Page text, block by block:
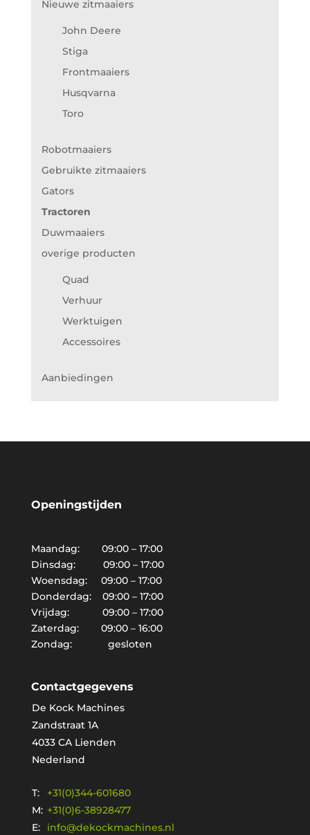
Nieuwe zitmaaiers
John Deere
Stiga
Frontmaaiers
Husqvarna
Toro
Robotmaaiers
Gebruikte zitmaaiers
Gators
Tractoren
Duwmaaiers
overige producten
Quad
Verhuur
Werktuigen
Accessoires
Aanbiedingen
Openingstijden
Maandag: 09:00 – 17:00
Dinsdag: 09:00 – 17:00
Woensdag: 09:00 – 17:00
Donderdag: 09:00 – 17:00
Vrijdag: 09:00 – 17:00
Zaterdag: 09:00 – 16:00
Zondag: gesloten
Contactgegevens
De Kock Machines
Zandstraat 1A
4033 CA Lienden
Nederland
T:
+31(0)344-601680
M: +31(0)6-38928477
E:
info@dekockmachines.nl